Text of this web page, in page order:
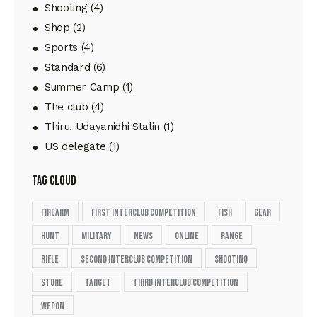
Shooting(4)
Shop (2)
Sports (4)
Standard (6)
Summer Camp (1)
The club (4)
Thiru. Udayanidhi Stalin (1)
US delegate (1)
tag cloud
firearm First Interclub Competition fish
gear
hunt
military news online
range
rifle
second Interclub Competition
shooting
store
target
Third Interclub Competition
wepon